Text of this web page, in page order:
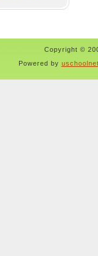
Copyright ©
Powered by